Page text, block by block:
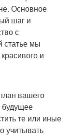
Основное
шаг и
с
статье мы
и
вашего
будущее
те или иные
учитывать